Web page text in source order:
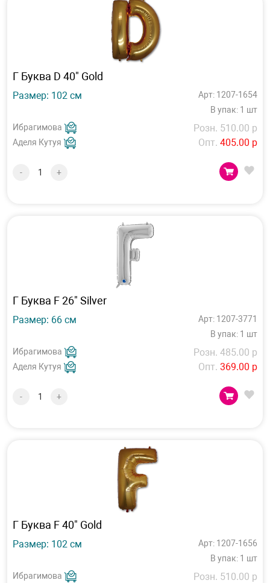
Г Буква D 40" Gold
Размер: 102 см
Арт: 1207-1654
В упак: 1 шт
Ибрагимова
Аделя Кутуя
Розн. 510.00 р
Опт. 405.00 р
- +
Г Буква F 26" Silver
Размер: 66 см
Арт: 1207-3771
В упак: 1 шт
Ибрагимова
Аделя Кутуя
Розн. 485.00 р
Опт. 369.00 р
- +
Г Буква F 40" Gold
Размер: 102 см
Арт: 1207-1656
В упак: 1 шт
Ибрагимова
Розн. 510.00 р